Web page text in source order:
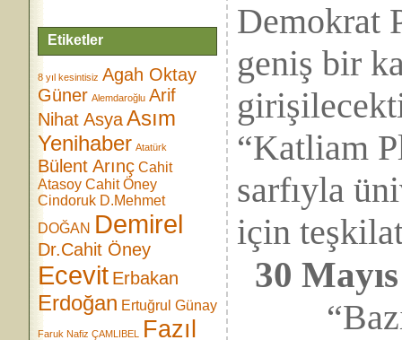
Etiketler
8 yıl kesintisiz Agah Oktay
Güner Alemdaroğlu Arif
Nihat AsyaAsım
Yenihaber Atatürk
Bülent Arınç Cahit
Atasoy Cahit Öney
Cindoruk D.Mehmet
DOĞAN Demirel
Dr.Cahit Öney
Ecevit Erbakan
Erdoğan Ertuğrul Günay
Faruk Nafiz ÇAMLIBEL
Fazıl
Demokrat
geniş bir
“Katliam
sarfıyla
için
30
“Bazı